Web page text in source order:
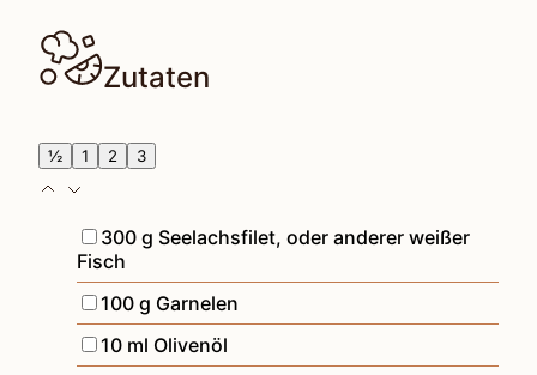
Zutaten
½ 1 2 3
▢
300 g Seelachsfilet,oder anderer weißer
Fisch
▢
100 g Garnelen
▢
10 ml Olivenöl